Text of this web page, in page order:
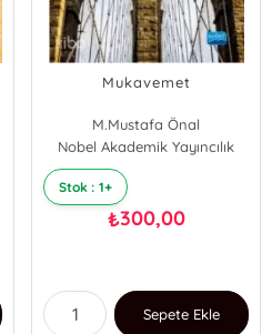
Mukavemet
M.Mustafa Önal
Nobel Akademik Yayıncılık
Stok : 1+
₺300,00
Sepete Ekle